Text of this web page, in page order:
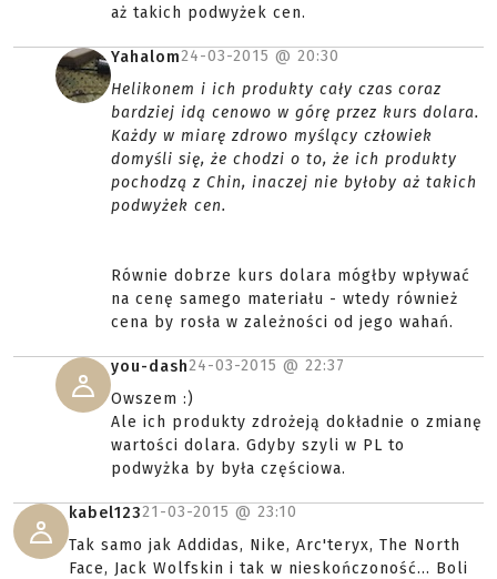
aż takich podwyżek cen.
Yahalom24-03-2015 @ 20:30
Helikonem i ich produkty cały czas coraz
bardziej idą cenowo w górę przez kurs dolara.
Każdy w miarę zdrowo myślący człowiek
domyśli się, że chodzi o to, że ich produkty
pochodzą z Chin, inaczej nie byłoby aż takich
podwyżek cen.
Równie dobrze kurs dolara mógłby wpływać
na cenę samego materiału - wtedy również
cena by rosła w zależności od jego wahań.
you-dash24-03-2015 @ 22:37
Owszem :)
Ale ich produkty zdrożeją dokładnie o zmianę
wartości dolara. Gdyby szyli w PL to
podwyżka by była częściowa.
kabel12321-03-2015 @ 23:10
Tak samo jak Addidas, Nike, Arc'teryx, The North
Face, Jack Wolfskin i tak w nieskończoność... Boli